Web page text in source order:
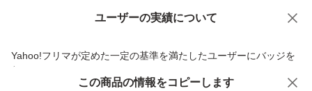
ユーザーの実績について
Yahoo!フリマが定めた一定の基準を満たしたユーザーにバッジを
付与しています
価格の相談 商品への質問
この商品の情報をコピーします
この商品をみている人にオススメ